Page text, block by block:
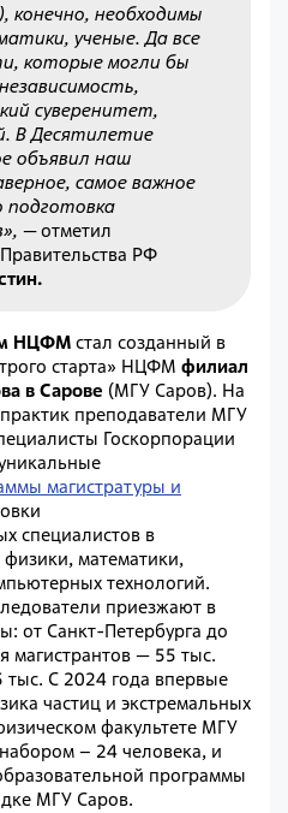
конечно, необходимы
ученые. Да все
которые могли бы
суверенитет,
В Десятилетие
объявил наш
самое важное
подготовка
—отметил
НЦФМ стал созданный в
старта» НЦФМ филиал
в Сарове (МГУ Саров). На
преподаватели МГУ
Госкорпорации
магистратуры и
специалистов в
физики, математики,
технологий.
приезжают в
от Санкт-Петербурга до
магистрантов — ​55 тыс.
C 2024 года впервые
частиц и экстремальных
факультете МГУ
– 24 человека, и
программы
МГУ Саров.